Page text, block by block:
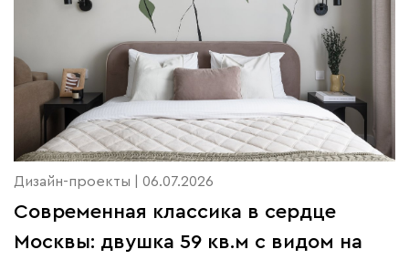
Дизайн-проекты | 06.07.2026
Современная классика в сердце
Москвы: двушка 59 кв.м с видом на